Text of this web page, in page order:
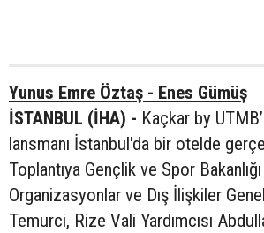
Yunus Emre Öztaş - Enes Gümüş
İSTANBUL (İHA) - Kaçkar by
lansmanı İstanbul'da bir otelde
Toplantıya Gençlik ve Spor
Organizasyonlar ve Dış İlişkiler
Temurci, Rize Vali Yardımcısı